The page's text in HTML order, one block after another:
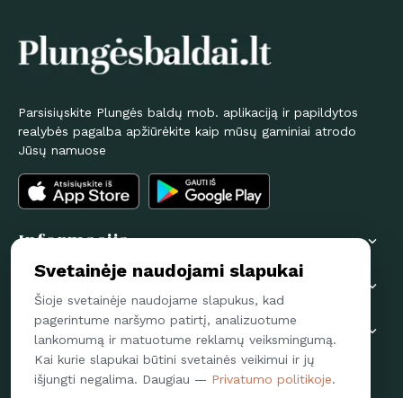
Parsisiųskite Plungės baldų mob. aplikaciją ir papildytos
realybės pagalba apžiūrėkite kaip mūsų gaminiai atrodo
Jūsų namuose
Informacija 
Pirkėjams 
Susisiekime 
Sekite mus
Svetainėje naudojami slapukai
Šioje svetainėje naudojame slapukus, kad
pagerintume naršymo patirtį, analizuotume
lankomumą ir matuotume reklamų veiksmingumą.
Kai kurie slapukai būtini svetainės veikimui ir jų
išjungti negalima. Daugiau — Privatumo politikoje.